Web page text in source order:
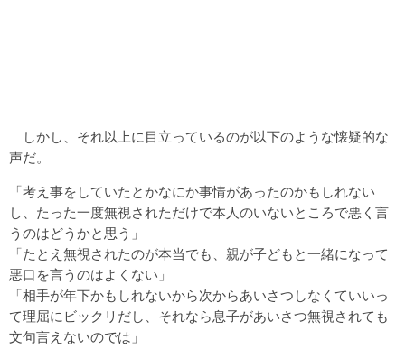
しかし、それ以上に目立っているのが以下のような懐疑的な
声だ。
「考え事をしていたとかなにか事情があったのかもしれない
し、たった一度無視されただけで本人のいないところで悪く言
うのはどうかと思う」
「たとえ無視されたのが本当でも、親が子どもと一緒になって
悪口を言うのはよくない」
「相手が年下かもしれないから次からあいさつしなくていいっ
て理屈にビックリだし、それなら息子があいさつ無視されても
文句言えないのでは」